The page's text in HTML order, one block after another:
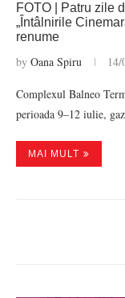
FOTO | Patru zile
„Întâlnirile
renume
by Oana Spiru
Complexul Balneo
perioada 9–12 iulie,
MAI MULT